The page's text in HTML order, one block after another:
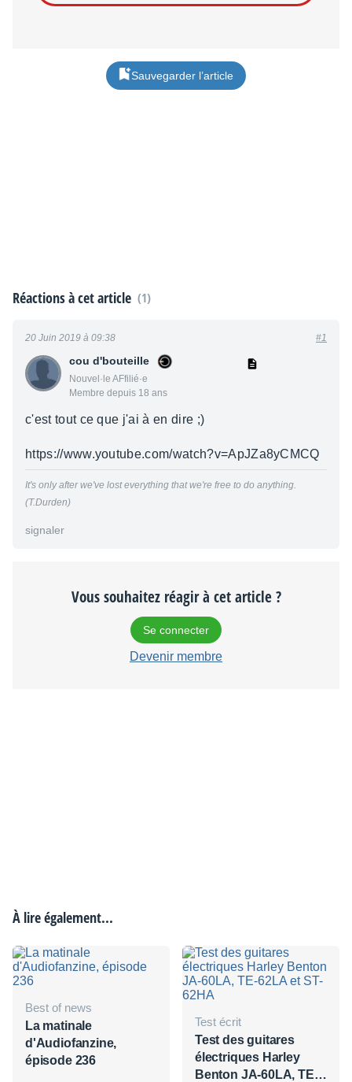
Sauvegarder l’article
Réactions à cet article (1)
cou d'bouteille
Nouvel·le AFfilié·e
Membre depuis 18 ans
20 Juin 2019 à 09:38 #1
c'est tout ce que j'ai à en dire ;)
https://www.youtube.com/watch?v=ApJZa8yCMCQ
It's only after we've lost everything that we're free to do anything.
(T.Durden)
signaler
Vous souhaitez réagir à cet article ?
Se connecter
Devenir membre
À lire également...
Best of news
La matinale
d'Audiofanzine,
épisode 236
Test écrit
Test des guitares
électriques Harley
Benton JA-60LA, TE-